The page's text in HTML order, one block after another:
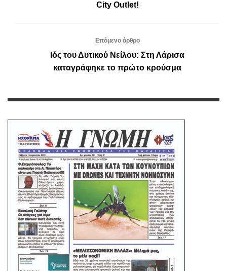
City Outlet!
Επόμενο άρθρο
Ιός του Δυτικού Νείλου: Στη Λάρισα
καταγράφηκε το πρώτο κρούσμα